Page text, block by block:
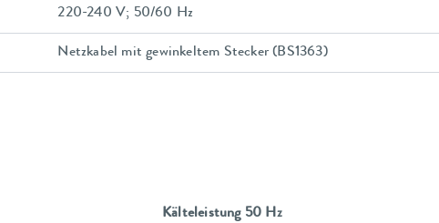
220-240 V; 50/60 Hz
Netzkabel mit gewinkeltem Stecker (BS1363)
Kälteleistung 50 Hz